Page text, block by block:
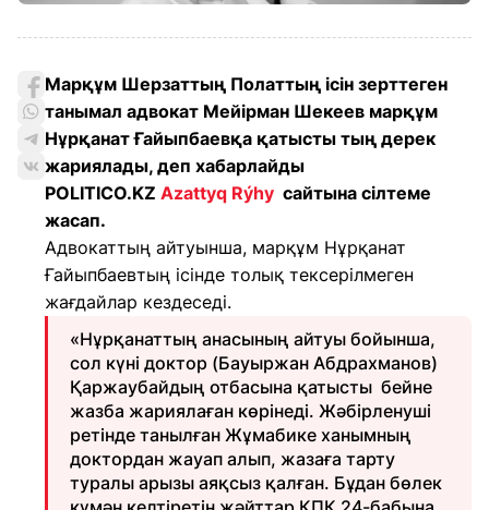
Марқұм Шерзаттың Полаттың ісін зерттеген
танымал адвокат Мейірман Шекеев марқұм
Нұрқанат Ғайыпбаевқа қатысты тың дерек
жариялады, деп хабарлайды
POLITICO.KZ Azattyq Rýhy сайтына сілтеме
жасап.
Адвокаттың айтуынша, марқұм Нұрқанат
Ғайыпбаевтың ісінде толық тексерілмеген
жағдайлар кездеседі.
«Нұрқанаттың анасының айтуы бойынша,
сол күні доктор (Бауыржан Абдрахманов)
Қаржаубайдың отбасына қатысты бейне
жазба жариялаған көрінеді. Жәбірленуші
ретінде танылған Жұмабике ханымның
доктордан жауап алып, жазаға тарту
туралы арызы аяқсыз қалған. Бұдан бөлек